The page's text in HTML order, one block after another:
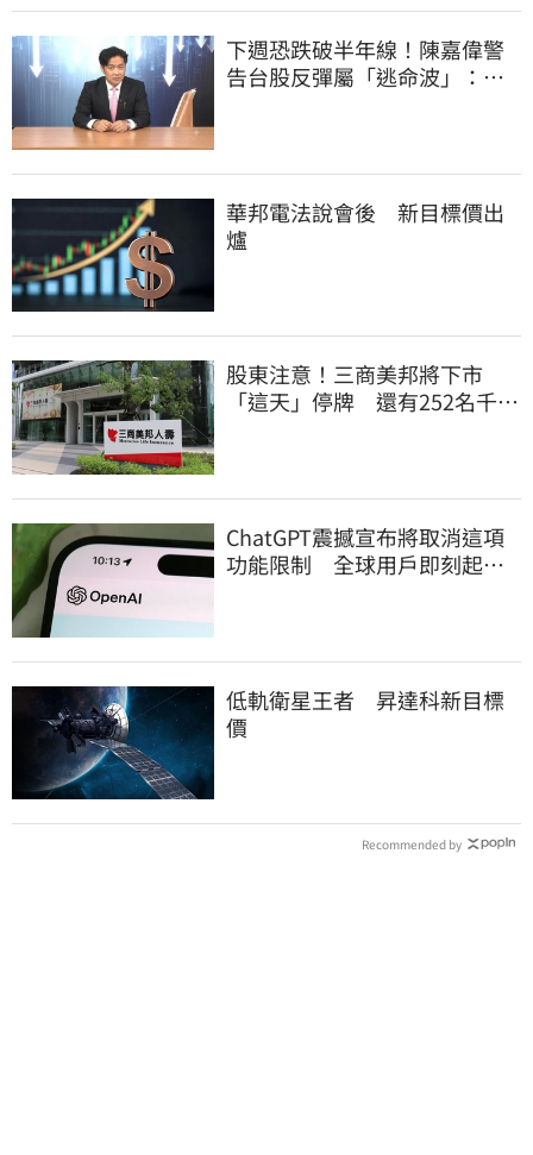
下週恐跌破半年線！陳嘉偉警
告台股反彈屬「逃命波」：空
華邦電法說會後 新目標價出
爐
股東注意！三商美邦將下市
「這天」停牌 還有252名千張
ChatGPT震撼宣布將取消這項
功能限制 全球用戶即刻起
低軌衛星王者 昇達科新目標
價
Recommended by